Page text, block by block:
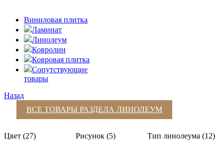
Виниловая плитка
Ламинат
Линолеум
Ковролин
Ковровая плитка
Сопутствующие
товары
Назад
ВСЕ ТОВАРЫ РАЗДЕЛА ЛИНОЛЕУМ
Цвет (27)
Рисунок (5)
Тип линолеума (12)